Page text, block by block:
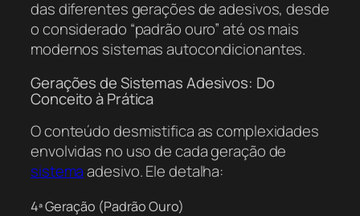
das diferentes gerações de adesivos, desde
o considerado “padrão ouro” até os mais
modernos sistemas autocondicionantes.
Gerações de Sistemas Adesivos: Do
Conceito à Prática
O conteúdo desmistifica as complexidades
envolvidas no uso de cada geração de
sistemaadesivo. Ele detalha:
4ª Geração (Padrão Ouro)